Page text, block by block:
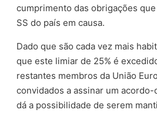
cumprimento das obrigações
SS do país em causa.
Dado que são cada vez mais
que este limiar de 25% é
restantes membros da União
convidados a assinar um acordo-
dá a possibilidade de serem